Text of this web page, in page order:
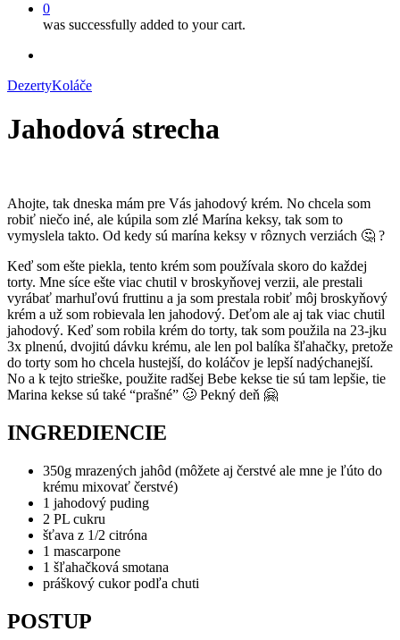
0
was successfully added to your cart.
DezertyKoláče
Jahodová strecha
Ahojte, tak dneska mám pre Vás jahodový krém. No chcela som
robiť niečo iné, ale kúpila som zlé Marína keksy, tak som to
vymyslela takto. Od kedy sú marína keksy v rôznych verziách 🤔 ?
Keď som ešte piekla, tento krém som používala skoro do každej
torty. Mne síce ešte viac chutil v broskyňovej verzii, ale prestali
vyrábať marhuľovú fruttinu a ja som prestala robiť môj broskyňový
krém a už som robievala len jahodový. Deťom ale aj tak viac chutil
jahodový. Keď som robila krém do torty, tak som použila na 23-jku
3x plnenú, dvojitú dávku krému, ale len pol balíka šľahačky, pretože
do torty som ho chcela hustejší, do koláčov je lepší nadýchanejší.
No a k tejto strieške, použite radšej Bebe kekse tie sú tam lepšie, tie
Marina kekse sú také “prašné” 🥴 Pekný deň 🤗
INGREDIENCIE
350g mrazených jahôd (môžete aj čerstvé ale mne je ľúto do
krému mixovať čerstvé)
1 jahodový puding
2 PL cukru
šťava z 1/2 citróna
1 mascarpone
1 šľahačková smotana
práškový cukor podľa chuti
POSTUP